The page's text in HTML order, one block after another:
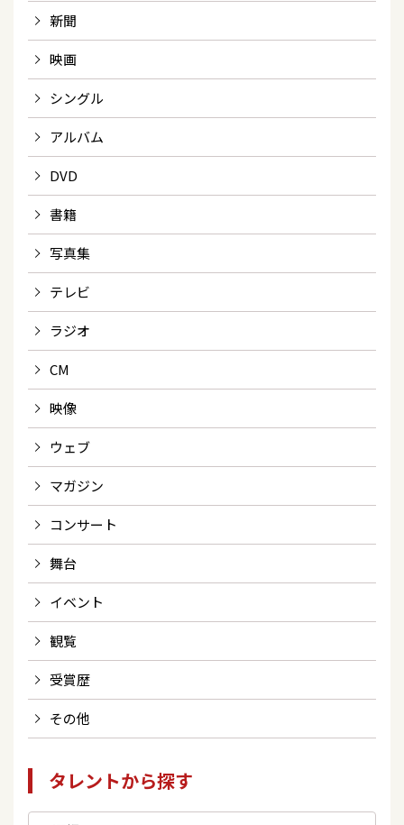
新聞
映画
シングル
アルバム
DVD
書籍
写真集
テレビ
ラジオ
CM
映像
ウェブ
マガジン
コンサート
舞台
イベント
観覧
受賞歴
その他
タレントから探す